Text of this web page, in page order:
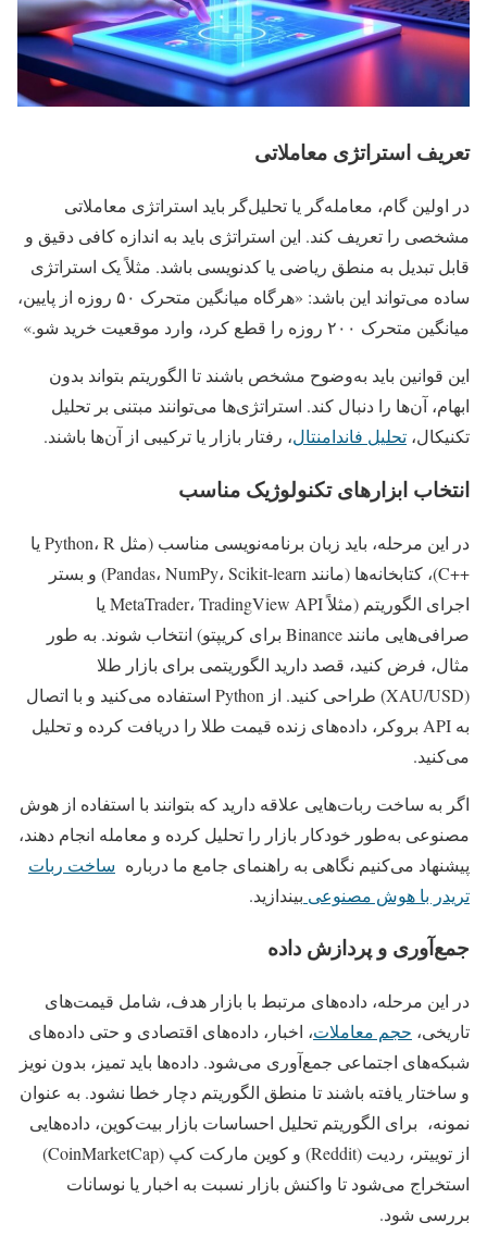
تعریف استراتژی معاملاتی
در اولین گام، معامله‌گر یا تحلیل‌گر باید استراتژی معاملاتی
مشخصی را تعریف کند. این استراتژی باید به اندازه کافی دقیق و
قابل تبدیل به منطق ریاضی یا کدنویسی باشد. مثلاً یک استراتژی
ساده می‌تواند این باشد: «هرگاه میانگین متحرک ۵۰ روزه از پایین،
میانگین متحرک ۲۰۰ روزه را قطع کرد، وارد موقعیت خرید شو.»
این قوانین باید به‌وضوح مشخص باشند تا الگوریتم بتواند بدون
ابهام، آن‌ها را دنبال کند. استراتژی‌ها می‌توانند مبتنی بر تحلیل
تکنیکال، تحلیل فاندامنتال، رفتار بازار یا ترکیبی از آن‌ها باشند.
انتخاب ابزارهای تکنولوژیک مناسب
در این مرحله، باید زبان برنامه‌نویسی مناسب (مثل Python، R یا
++C)، کتابخانه‌ها (مانند Pandas، NumPy، Scikit-learn) و بستر
اجرای الگوریتم (مثلاً MetaTrader، TradingView API یا
صرافی‌هایی مانند Binance برای کریپتو) انتخاب شوند. به طور
مثال، فرض کنید، قصد دارید الگوریتمی برای بازار طلا
(XAU/USD) طراحی کنید. از Python استفاده می‌کنید و با اتصال
به API بروکر، داده‌های زنده قیمت طلا را دریافت کرده و تحلیل
می‌کنید.
اگر به ساخت ربات‌هایی علاقه دارید که بتوانند با استفاده از هوش
مصنوعی به‌طور خودکار بازار را تحلیل کرده و معامله انجام دهند،
پیشنهاد می‌کنیم نگاهی به راهنمای جامع ما درباره ساخت ربات
تریدر با هوش مصنوعی بیندازید.
جمع‌آوری و پردازش داده
در این مرحله، داده‌های مرتبط با بازار هدف، شامل قیمت‌های
تاریخی، حجم معاملات، اخبار، داده‌های اقتصادی و حتی داده‌های
شبکه‌های اجتماعی جمع‌آوری می‌شود. داده‌ها باید تمیز، بدون نویز
و ساختار یافته باشند تا منطق الگوریتم دچار خطا نشود. به عنوان
نمونه، برای الگوریتم تحلیل احساسات بازار بیت‌کوین، داده‌هایی
از توییتر، ردیت (Reddit) و کوین مارکت کپ (CoinMarketCap)
استخراج می‌شود تا واکنش بازار نسبت به اخبار یا نوسانات
بررسی شود.